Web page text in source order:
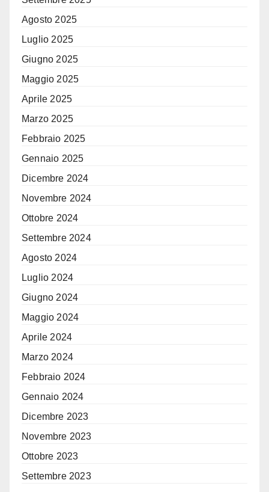
Agosto 2025
Luglio 2025
Giugno 2025
Maggio 2025
Aprile 2025
Marzo 2025
Febbraio 2025
Gennaio 2025
Dicembre 2024
Novembre 2024
Ottobre 2024
Settembre 2024
Agosto 2024
Luglio 2024
Giugno 2024
Maggio 2024
Aprile 2024
Marzo 2024
Febbraio 2024
Gennaio 2024
Dicembre 2023
Novembre 2023
Ottobre 2023
Settembre 2023